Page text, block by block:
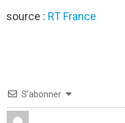
source : RT France
S’abonner